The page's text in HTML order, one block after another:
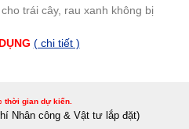
trái cây, rau xanh không bị
( chi tiết )
thời gian dự kiến.
Nhân công & Vật tư lắp đặt)